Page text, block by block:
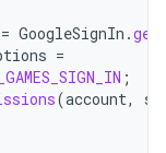
= GoogleSignIn .
=
;
(account,